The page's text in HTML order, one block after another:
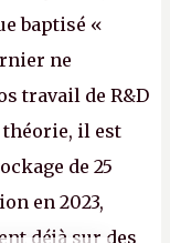
baptisé «
ne
travail de R&D
théorie, il est
de 25
en 2023,
déjà sur des